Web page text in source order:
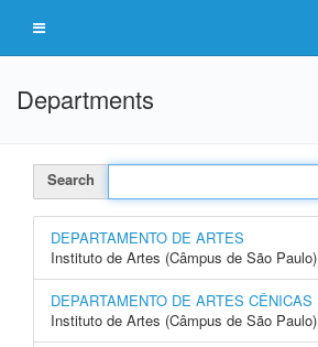
Departments
Search
DEPARTAMENTO DE ARTES
Instituto de Artes (Câmpus de São Paulo)
DEPARTAMENTO DE ARTES CÊNICAS
Instituto de Artes (Câmpus de São Paulo)